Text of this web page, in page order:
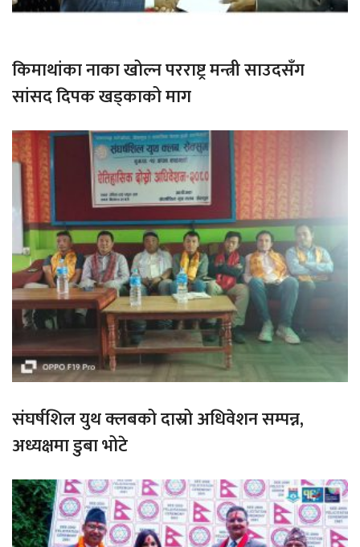
किमाथांका नाका खोल्न परराष्ट्र मन्त्री साउदसँग
सांसद दिपक खड्काको माग
संघर्षशिल युथ क्लबको दास्रो अधिवेशन सम्पन्न,
अध्यक्षमा डुबा भोटे